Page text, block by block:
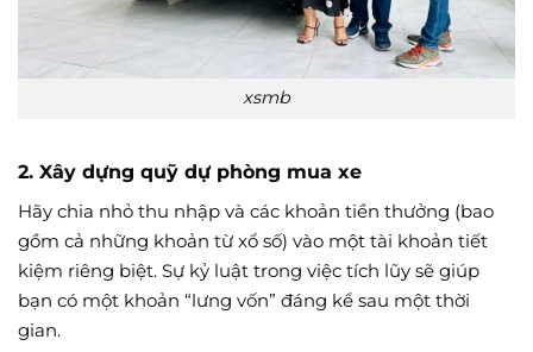
xsmb
2. Xây dựng quỹ dự phòng mua xe
Hãy chia nhỏ thu nhập và các khoản tiền thưởng (bao
gồm cả những khoản từ xổ số) vào một tài khoản tiết
kiệm riêng biệt. Sự kỷ luật trong việc tích lũy sẽ giúp
bạn có một khoản “lưng vốn” đáng kể sau một thời
gian.